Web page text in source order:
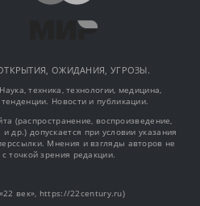
ОТКРЫТИЯ, ОЖИДАНИЯ, УГРОЗЫ.
техника, технологии, медицина,
Новости и публикации.
(распространение, воспроизведение,
др.) допускается при условии указания
Мнения и взгляды авторов не
точкой зрения редакции.
век», https://22century.ru)